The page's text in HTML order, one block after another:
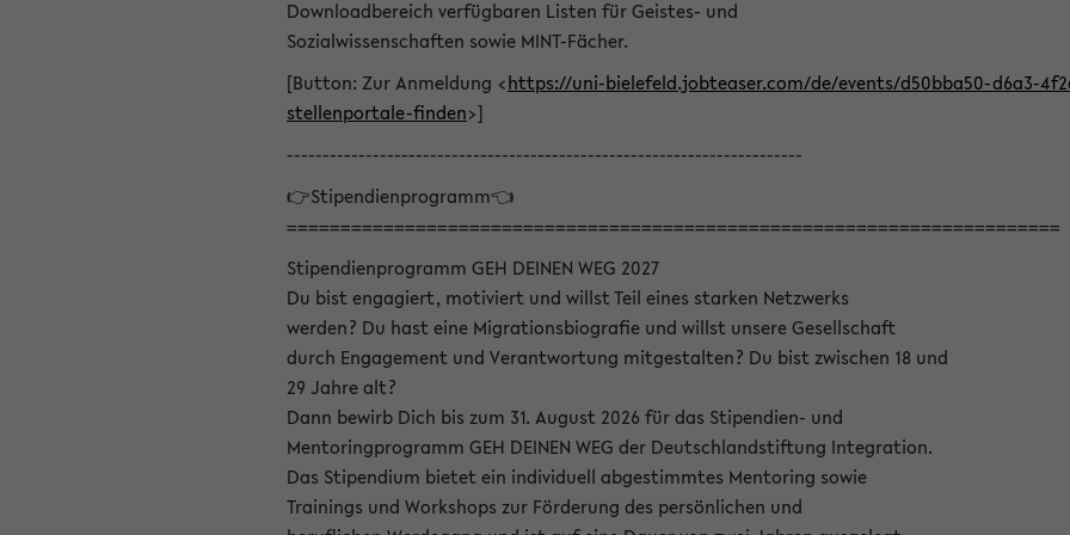
Downloadbereich verfügbaren Listen für Geistes- und
Sozialwissenschaften sowie MINT-Fächer.
[Button: Zur Anmeldung <https://uni-bielefeld.jobteaser.com/de/events/d50bba50-d6a3-
stellenportale-finden>]
------------------------------------------------------------------------
👉Stipendienprogramm👈
========================================================================
Stipendienprogramm GEH DEINEN WEG 2027
Du bist engagiert, motiviert und willst Teil eines starken Netzwerks
werden? Du hast eine Migrationsbiografie und willst unsere Gesellschaft
durch Engagement und Verantwortung mitgestalten? Du bist zwischen 18 und
29 Jahre alt?
Dann bewirb Dich bis zum 31. August 2026 für das Stipendien- und
Mentoringprogramm GEH DEINEN WEG der Deutschlandstiftung Integration.
Das Stipendium bietet ein individuell abgestimmtes Mentoring sowie
Trainings und Workshops zur Förderung des persönlichen und